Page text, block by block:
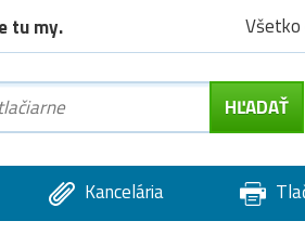
tu my. Všetko
Kancelária